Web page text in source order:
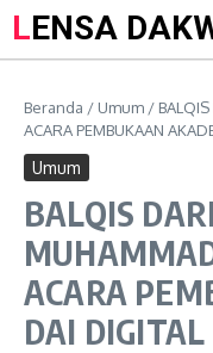
LENSA
Beranda / Umum /
ACARA PEMBUKAAN
Umum
BALQIS
ACARA
DAI